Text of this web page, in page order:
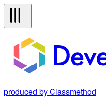
produced by Classmethod